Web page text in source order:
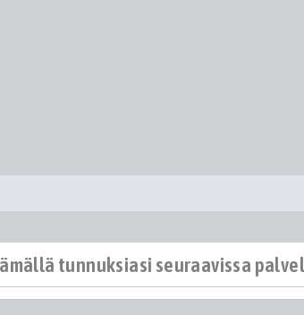
tunnuksiasi seuraavissa